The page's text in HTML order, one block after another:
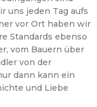
uns jeden Tag aufs
vor Ort haben wir
Standards ebenso
vom Bauern über
von der
dann kann ein
und Liebe